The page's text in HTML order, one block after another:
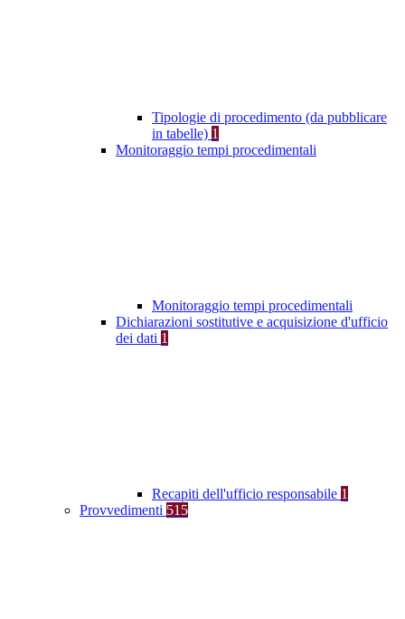
Tipologie di procedimento (da pubblicare
in tabelle) 1
Monitoraggio tempi procedimentali
Monitoraggio tempi procedimentali
Dichiarazioni sostitutive e acquisizione d'ufficio
dei dati 1
Recapiti dell'ufficio responsabile 1
Provvedimenti 515